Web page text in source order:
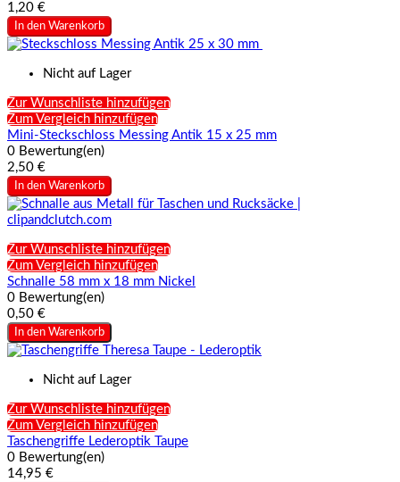
1,20 €
In den Warenkorb
Nicht auf Lager
Zur Wunschliste hinzufügen
Zum Vergleich hinzufügen
Mini-Steckschloss Messing Antik 15 x 25 mm
0 Bewertung(en)
2,50 €
In den Warenkorb
Zur Wunschliste hinzufügen
Zum Vergleich hinzufügen
Schnalle 58 mm x 18 mm Nickel
0 Bewertung(en)
0,50 €
In den Warenkorb
Nicht auf Lager
Zur Wunschliste hinzufügen
Zum Vergleich hinzufügen
Taschengriffe Lederoptik Taupe
0 Bewertung(en)
14,95 €